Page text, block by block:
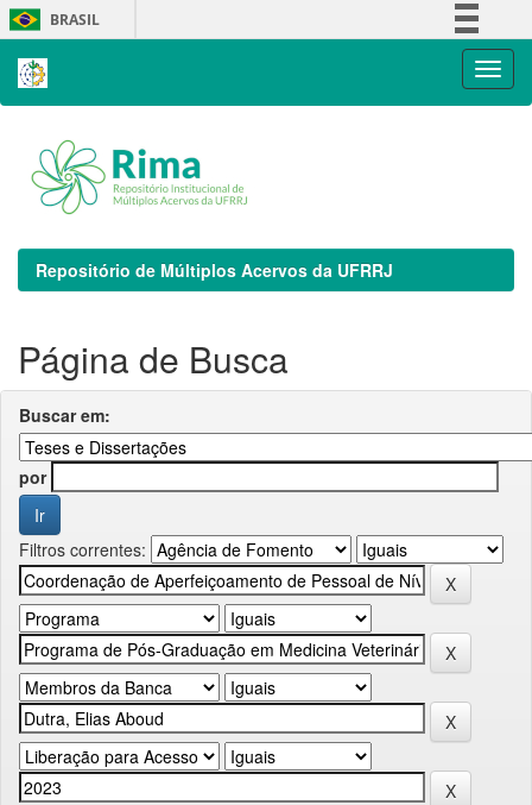
Skip
navigation
BRASIL
Repositório de Múltiplos Acervos da UFRRJ
Página de Busca
Buscar em:
por
Filtros correntes: